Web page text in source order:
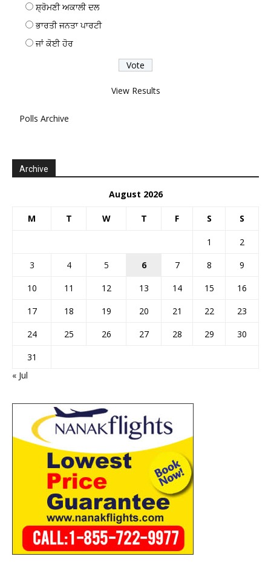
ਸ਼੍ਰੋਮਣੀ ਅਕਾਲੀ ਦਲ
ਭਾਰਤੀ ਜਨਤਾ ਪਾਰਟੀ
ਜਾਂ ਕੋਈ ਹੋਰ
View Results
Polls Archive
Archive
August 2026
M T W T F S S
1
2
3
4 5 6 7 8
9
10
11 12 13 14 15
16
17
18 19 20 21 22
23
24
25 26 27 28 29
30
31
« Jul